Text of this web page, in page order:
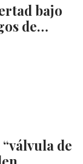
bajo
de…
de